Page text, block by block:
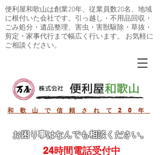
便利屋和歌山は創業20年、従業員数20名、地域
に根付いた会社です。引っ越し・不用品回収・
ごみ処分・遺品整理、害虫・害獣駆除・草抜・
剪定・家事代行まで幅広く行います。 お気軽に
ご相談ください。
和歌山で信頼されて20年
お困り事はなんでも相談ください。
24時間電話受付中